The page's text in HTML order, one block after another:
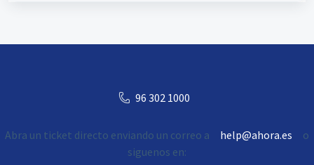
96 302 1000
Abra un ticket directo enviando un correo a help@ahora.es
o
siguenos en: